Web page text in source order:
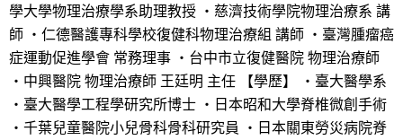
學大學物理治療學系助理教授 ・慈濟技術學院物理治療系 講
師 ・仁德醫護專科學校復健科物理治療組 講師 ・臺灣腫瘤癌
症運動促進學會 常務理事 ・台中市立復健醫院 物理治療師
・中興醫院 物理治療師 王廷明 主任 【學歷】 ・臺大醫學系
・臺大醫學工程學研究所博士 ・日本昭和大學脊椎微創手術
・千葉兒童醫院小兒骨科骨科研究員 ・日本關東勞災病院脊